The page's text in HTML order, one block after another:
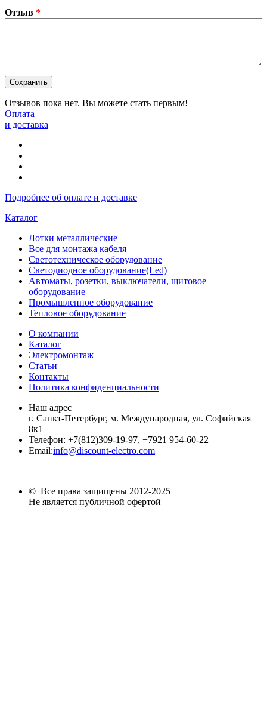
Отзыв *
Отзывов пока нет. Вы можете стать первым!
Оплата
и доставка
Подробнее об оплате и доставке
Каталог
Лотки металлические
Все для монтажа кабеля
Светотехническое оборудование
Светодиодное оборудование(Led)
Автоматы, розетки, выключатели, щитовое
оборудование
Промышленное оборудование
Тепловое оборудование
О компании
Каталог
Электромонтаж
Статьи
Контакты
Политика конфиденциальности
Наш адрес
г. Санкт-Петербург, м. Международная, ул. Софийская
8к1
Телефон: +7(812)309-19-97, +7921 954-60-22
Email:info@discount-electro.com
© Все права защищены 2012-2025
Не является публичной офертой